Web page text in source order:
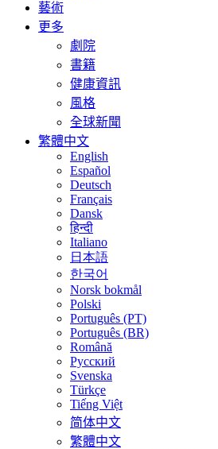
藝術
更多
劇院
書籍
健康資訊
風格
全球新聞
繁體中文
English
Español
Deutsch
Français
Dansk
हिन्दी
Italiano
日本語
한국어
Norsk bokmål
Polski
Português (PT)
Português (BR)
Română
Русский
Svenska
Türkçe
Tiếng Việt
简体中文
繁體中文